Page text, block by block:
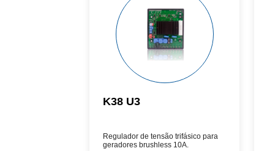
K38 U3
Regulador de tensão trifásico para
geradores brushless 10A.